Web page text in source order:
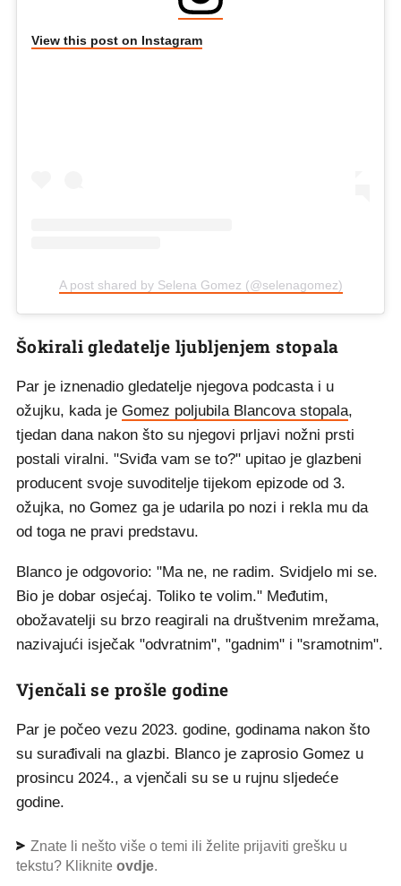
View this post on Instagram
A post shared by Selena Gomez (@selenagomez)
Šokirali gledatelje ljubljenjem stopala
Par je iznenadio gledatelje njegova podcasta i u
ožujku, kada je Gomez poljubila Blancova stopala,
tjedan dana nakon što su njegovi prljavi nožni prsti
postali viralni. "Sviđa vam se to?" upitao je glazbeni
producent svoje suvoditelje tijekom epizode od 3.
ožujka, no Gomez ga je udarila po nozi i rekla mu da
od toga ne pravi predstavu.
Blanco je odgovorio: "Ma ne, ne radim. Svidjelo mi se.
Bio je dobar osjećaj. Toliko te volim." Međutim,
obožavatelji su brzo reagirali na društvenim mrežama,
nazivajući isječak "odvratnim", "gadnim" i "sramotnim".
Vjenčali se prošle godine
Par je počeo vezu 2023. godine, godinama nakon što
su surađivali na glazbi. Blanco je zaprosio Gomez u
prosincu 2024., a vjenčali su se u rujnu sljedeće
godine.
Znate li nešto više o temi ili želite prijaviti grešku u
tekstu? Kliknite ovdje.